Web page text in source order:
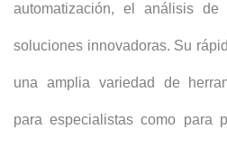
automatización, el análisis
soluciones innovadoras. Su
una amplia variedad de
para especialistas como para